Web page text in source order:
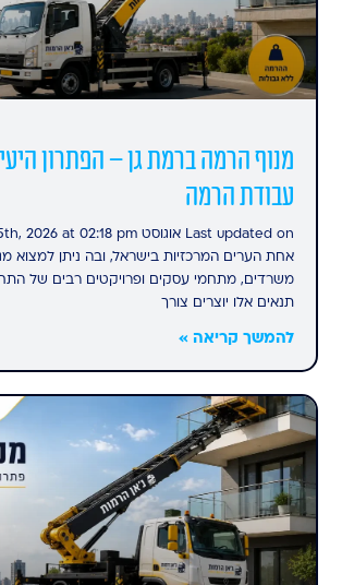
מנוף הרמה ברמת גן – הפתרון
עבודת הרמה
אחת הערים המרכזיות בישראל, ובה ניתן למצוא
משרדים, מתחמי עסקים ופרויקטים רבים של
תנאים אלו יוצרים צורך
להמשך קריאה »